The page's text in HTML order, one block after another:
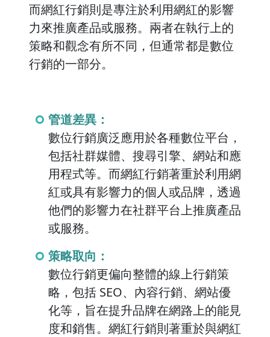
而網紅行銷則是專注於利用網紅的影響
力來推廣產品或服務。兩者在執行上的
策略和觀念有所不同，但通常都是數位
行銷的一部分。
管道差異：
數位行銷廣泛應用於各種數位平台，
包括社群媒體、搜尋引擎、網站和應
用程式等。而網紅行銷著重於利用網
紅或具有影響力的個人或品牌，透過
他們的影響力在社群平台上推廣產品
或服務。
策略取向：
數位行銷更偏向整體的線上行銷策
略，包括 SEO、內容行銷、網站優
化等，旨在提升品牌在網路上的能見
度和銷售。網紅行銷則著重於與網紅